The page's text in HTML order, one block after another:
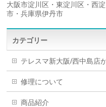
大阪市淀川区・東淀川区・西
市・兵庫県伊丹市
カテゴリー
テレスマ新大阪/西中島店
修理について
商品紹介